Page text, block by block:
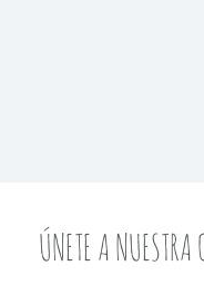
ÚNETE A